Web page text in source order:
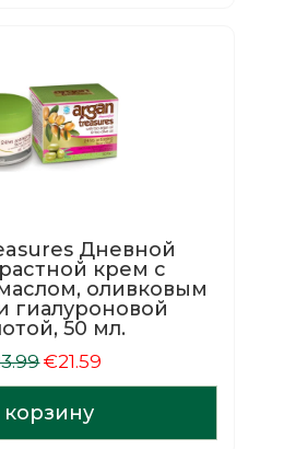
Дневной
крем с
оливковым
гиалуроновой
50 мл.
Первоначальная
цена
составляла
€23.99.
€21.59
цена:
корзину